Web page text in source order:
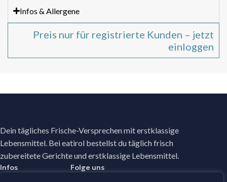
Infos & Allergene
Preis nur für registrierte Kunden – jetzt
einloggen
Dein tägliches Frische-Versprechen mit erstklassige
Lebensmittel. Bei eatirol bestellst du täglich frisch
zubereitete Gerichte und erstklassige Lebensmittel.
Infos Folge uns